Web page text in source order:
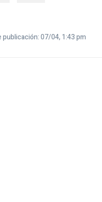
publicación: 07/04, 1:43 pm